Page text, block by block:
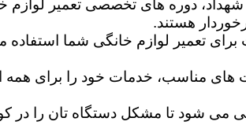
دوره های تخصصی تعمیر لوازم
هستند.
برای تعمیر لوازم خانگی شما استفاده
های مناسب، خدمات خود را برای همه
شود تا مشکل دستگاه تان را در